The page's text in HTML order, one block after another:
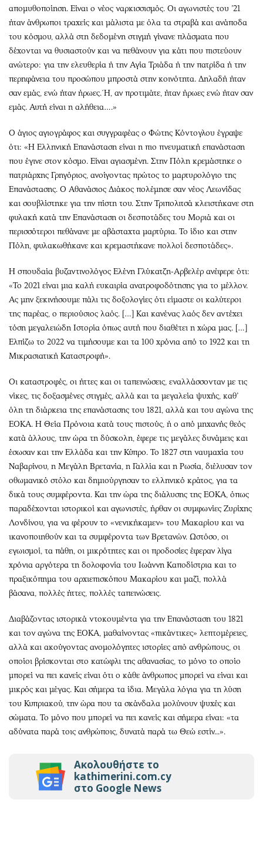
Χειρόγραφα
Επιστολές
απομυθοποίηση. Είναι ο νέος ναρκισσισμός. Οι αγωνιστές του ’21
ήταν άνθρωποι τραχείς και μάλιστα με όλα τα στραβά και ανάποδα
του κόσμου, αλλά στη δεδομένη στιγμή γίνανε πλάσματα που
δέχονται να θυσιαστούν και να πεθάνουν για κάτι που πιστεύουν
ανώτερο: για την ελευθερία ή την Αγία Τριάδα ή την πατρίδα ή την
περηφάνεια του προσώπου μπροστά στην κοινότητα. Δηλαδή ήταν
σαν εμάς, ενώ ήταν ήρωες. Ή, αν προτιμάτε, ήταν ήρωες ενώ ήταν σαν
εμάς. Αυτή είναι η αλήθεια….»
Ο άγιος αγιογράφος και συγγραφέας ο Φώτης Κόντογλου έγραψε
ότι: «Η Ελληνική Επανάσταση είναι η πιο πνευματική επανάσταση
που έγινε στον κόσμο. Είναι αγιασμένη. Στην Πόλη κρεμάστηκε ο
πατριάρχης Γρηγόριος, ανοίγοντας πρώτος το μαρτυρολόγιο της
Επανάστασης. Ο Αθανάσιος Διάκος πολέμησε σαν νέος Λεωνίδας
και σουβλίστηκε για την πίστη του. Στην Τριπολιτσά κλειστήκανε στη
φυλακή κατά την Επανάσταση οι δεσποτάδες του Μοριά και οι
περισσότεροι πεθάνανε με αβάσταχτα μαρτύρια. Το ίδιο και στην
Πόλη, φυλακωθήκανε και κρεμαστήκανε πολλοί δεσποτάδες».
Η σπουδαία βυζαντινολόγος Ελένη Γλύκατζη-Αρβελέρ ανέφερε ότι:
«Το 2021 είναι μια καλή ευκαιρία ανατροφοδότησης για το μέλλον.
Ας μην ξεκινήσουμε πάλι τις δοξολογίες ότι είμαστε οι καλύτεροι
της παρέας, ο περιούσιος λαός. […] Και κανένας λαός δεν αντέχει
τόση μεγαλειώδη Ιστορία όπως αυτή που διαθέτει η χώρα μας. […]
Ελπίζω το 2022 να τιμήσουμε και τα 100 χρόνια από το 1922 και τη
Μικρασιατική Καταστροφή».
Οι καταστροφές, οι ήττες και οι ταπεινώσεις, εναλλάσσονταν με τις
νίκες, τις δοξασμένες στιγμές, αλλά και τα μεγαλεία ψυχής, καθ’
όλη τη διάρκεια της επανάστασης του 1821, αλλά και του αγώνα της
ΕΟΚΑ. Η Θεία Πρόνοια κατά τους πιστούς, ή ο από μηχανής θεός
κατά άλλους, την ώρα τη δύσκολη, έφερε τις μεγάλες δυνάμεις και
έσωσαν και την Ελλάδα και την Κύπρο. Το 1827 στη ναυμαχία του
Ναβαρίνου, η Μεγάλη Βρετανία, η Γαλλία και η Ρωσία, διέλυσαν τον
οθωμανικό στόλο και δημιούργησαν το ελληνικό κράτος, για τα
δικά τους συμφέροντα. Και την ώρα της διάλυσης της ΕΟΚΑ, όπως
παραδέχονται ιστορικοί και αγωνιστές, ήρθαν οι συμφωνίες Ζυρίχης
Λονδίνου, για να φέρουν το «νενικήκαμεν» του Μακαρίου και να
ικανοποιηθούν και τα συμφέροντα των Βρετανών. Ωστόσο, οι
εγωισμοί, τα πάθη, οι μικρότητες και οι προδοσίες έφεραν λίγα
χρόνια αργότερα τη δολοφονία του Ιωάννη Καποδίστρια και το
πραξικόπημα του αρχιεπισκόπου Μακαρίου και μαζί, πολλά
βάσανα, πολλές ήττες, πολλές ταπεινώσεις.
Διαβάζοντας ιστορικά ντοκουμέντα για την Επανάσταση του 1821
και τον αγώνα της ΕΟΚΑ, μαθαίνοντας «πικάντικες» λεπτομέρειες,
αλλά και ακούγοντας ανομολόγητες ιστορίες από ανθρώπους, οι
οποίοι βρίσκονται στο κατώφλι της αθανασίας, το μόνο το οποίο
μπορεί να πει κανείς είναι ότι ο κάθε άνθρωπος μπορεί να είναι και
μικρός και μέγας. Και σήμερα τα ίδια. Μεγάλα λόγια για τη λύση
του Κυπριακού, την ώρα που τα σκάνδαλα μολύνουν ψυχές και
σώματα. Το μόνο που μπορεί να πει κανείς και σήμερα είναι: «τα
αδύνατα παρά τοις ανθρώποις, δυνατά παρά τω Θεώ εστίν...».
Ακολουθήστε το
kathimerini.com.cy
στο Google News